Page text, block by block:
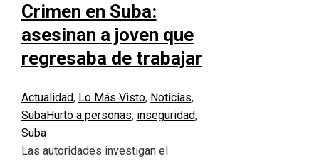
Crimen en Suba:
asesinan a joven que
regresaba de trabajar
Actualidad, Lo Más Visto, Noticias,
SubaHurto a personas, inseguridad,
Suba
Las autoridades investigan el